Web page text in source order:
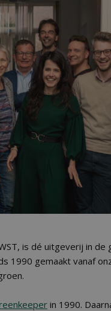
is dé uitgeverij in
1990 gemaakt vanaf
in 1990.